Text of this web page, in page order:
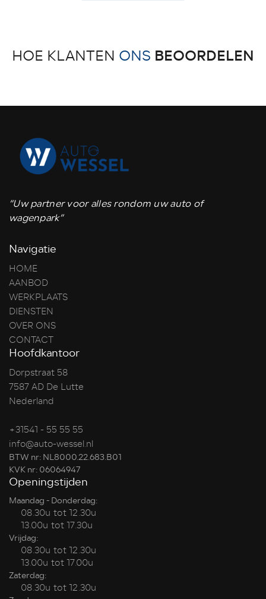
HOE KLANTEN ONS BEOORDELEN
“Uw partner voor alles rondom uw auto of
wagenpark”
Navigatie
HOME
AANBOD
WERKPLAATS
DIENSTEN
OVER ONS
CONTACT
Hoofdkantoor
Dorpstraat 58
7587 AD De Lutte
Nederland
+31541 - 55 55 55
info@auto-wessel.nl
BTW nr: NL8000.22.683.B01
KVK nr: 06064947
Openingstijden
Maandag - Donderdag:
08.30u tot 12.30u
13.00u tot 17.30u
Vrijdag:
08.30u tot 12.30u
13.00u tot 17.00u
Zaterdag:
08.30u tot 12.30u